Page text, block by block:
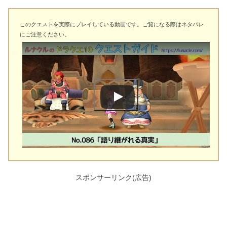
このクエストを実際にプレイしている動画です。ご覧になる際はネタバレ
にご注意ください。
スポンサーリンク(広告)